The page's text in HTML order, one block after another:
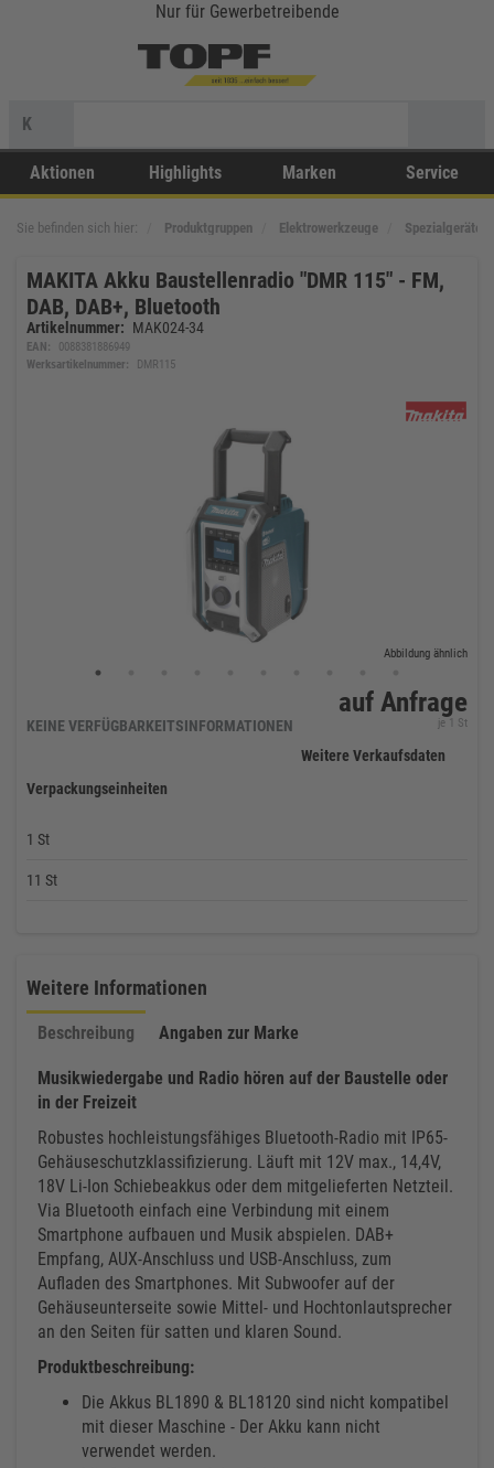
Nur für Gewerbetreibende
K
Aktionen Highlights Marken Service
Sie befinden sich hier: Produktgruppen Elektrowerkzeuge Spezialgeräte
MAKITA Akku Baustellenradio "DMR 115" - FM,
DAB, DAB+, Bluetooth
Artikelnummer: MAK024-34
EAN:
0088381886949
Werksartikelnummer:
DMR115
Abbildung ähnlich
auf Anfrage
KEINE VERFÜGBARKEITSINFORMATIONEN je 1 St
Weitere Verkaufsdaten
Verpackungseinheiten
1 St
11 St
Weitere Informationen
Beschreibung Angaben zur Marke
Musikwiedergabe und Radio hören auf der Baustelle oder
in der Freizeit
Robustes hochleistungsfähiges Bluetooth-Radio mit IP65-
Gehäuseschutzklassifizierung. Läuft mit 12V max., 14,4V,
18V Li-Ion Schiebeakkus oder dem mitgelieferten Netzteil.
Via Bluetooth einfach eine Verbindung mit einem
Smartphone aufbauen und Musik abspielen. DAB+
Empfang, AUX-Anschluss und USB-Anschluss, zum
Aufladen des Smartphones. Mit Subwoofer auf der
Gehäuseunterseite sowie Mittel- und Hochtonlautsprecher
an den Seiten für satten und klaren Sound.
Produktbeschreibung:
Die Akkus BL1890 & BL18120 sind nicht kompatibel
mit dieser Maschine - Der Akku kann nicht
verwendet werden.